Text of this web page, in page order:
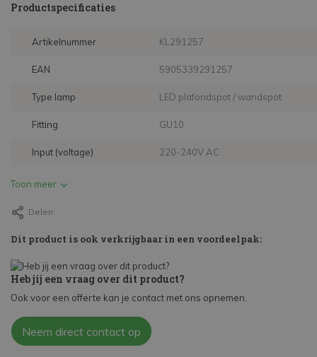
Productspecificaties
Artikelnummer KL291257
EAN 5905339291257
Type lamp LED plafondspot / wandspot
Fitting GU10
Input (voltage) 220-240V AC
Toon meer
Delen
Dit product is ook verkrijgbaar in een voordeelpak:
Heb jij een vraag over dit product?
Ook voor een offerte kan je contact met ons opnemen.
Neem direct contact op